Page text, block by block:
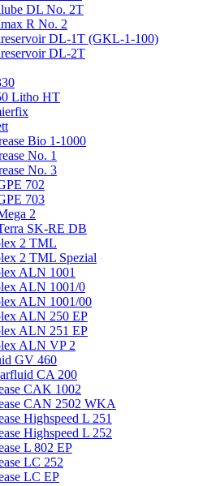
DL No. 2T
R No. 2
DL-1T (GKL-1-100)
DL-2T
Litho HT
Bio 1-1000
No. 1
No. 3
702
703
2
SK-RE DB
2 TML
2 TML Spezial
ALN 1001
ALN 1001/0
ALN 1001/00
ALN 250 EP
ALN 251 EP
ALN VP 2
GV 460
CA 200
CAK 1002
CAN 2502 WKA
Highspeed L 251
Highspeed L 252
L 802 EP
LC 252
LC EP